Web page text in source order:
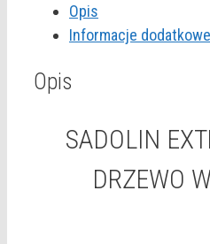
WIŚNIOWE
Opis
Informacje dodatkowe
Opis
SADOLIN
DRZEWO